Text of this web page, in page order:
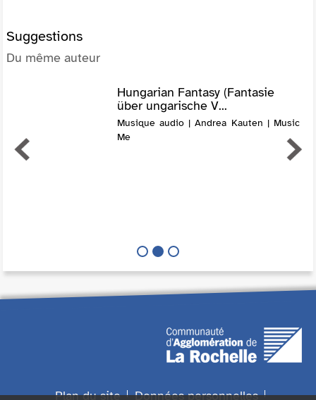
Suggestions
Du même auteur
Hungarian Fantasy (Fantasie
über ungarische V...
Musique audio | Andrea Kauten | Music
Me
Plan du site Données personnelles